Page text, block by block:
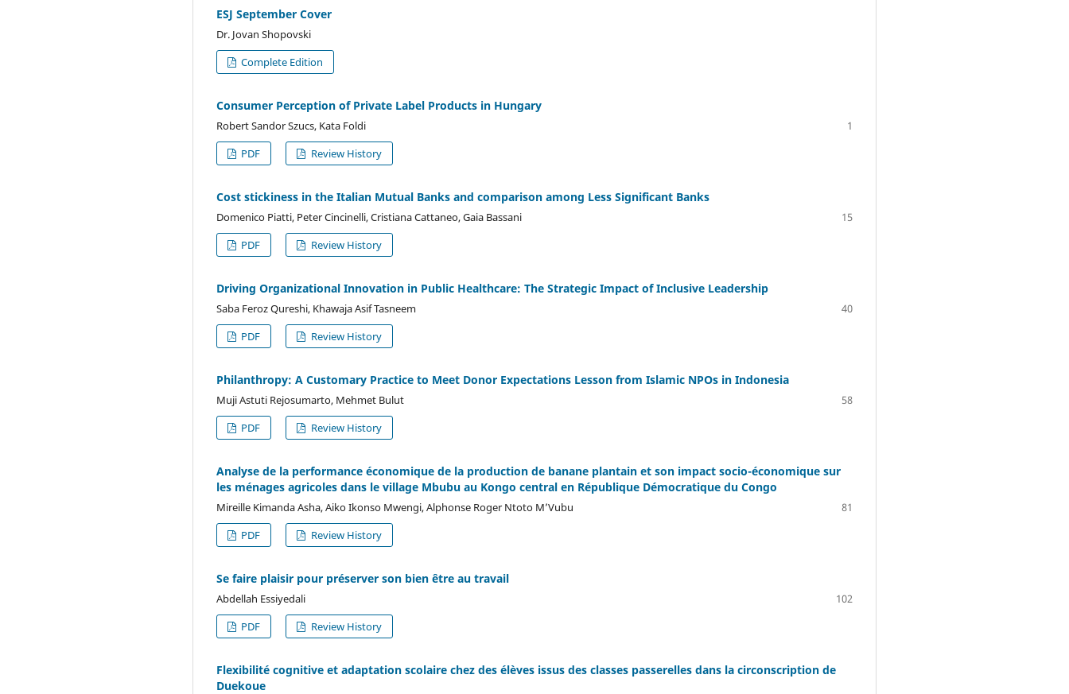
ESJ September Cover
Dr. Jovan Shopovski
Complete Edition
Consumer Perception of Private Label Products in Hungary
Robert Sandor Szucs, Kata Foldi
1
PDF
Review History
Cost stickiness in the Italian Mutual Banks and comparison among Less Significant Banks
Domenico Piatti, Peter Cincinelli, Cristiana Cattaneo, Gaia Bassani
15
PDF
Review History
Driving Organizational Innovation in Public Healthcare: The Strategic Impact of Inclusive Leadership
Saba Feroz Qureshi, Khawaja Asif Tasneem
40
PDF
Review History
Philanthropy: A Customary Practice to Meet Donor Expectations Lesson from Islamic NPOs in Indonesia
Muji Astuti Rejosumarto, Mehmet Bulut
58
PDF
Review History
Analyse de la performance économique de la production de banane plantain et son impact socio-économique sur
les ménages agricoles dans le village Mbubu au Kongo central en République Démocratique du Congo
Mireille Kimanda Asha, Aiko Ikonso Mwengi, Alphonse Roger Ntoto M’Vubu
81
PDF
Review History
Se faire plaisir pour préserver son bien être au travail
Abdellah Essiyedali
102
PDF
Review History
Flexibilité cognitive et adaptation scolaire chez des élèves issus des classes passerelles dans la circonscription de
Duekoue